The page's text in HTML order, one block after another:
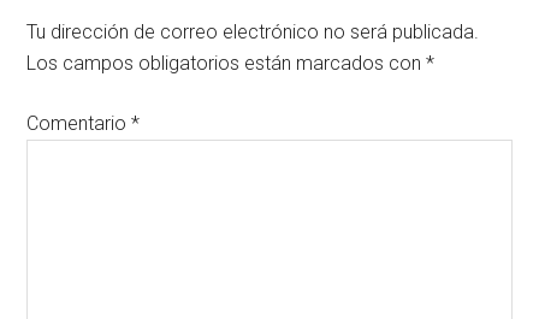
Tu dirección de correo electrónico no será publicada.
Los campos obligatorios están marcados con*
Comentario*